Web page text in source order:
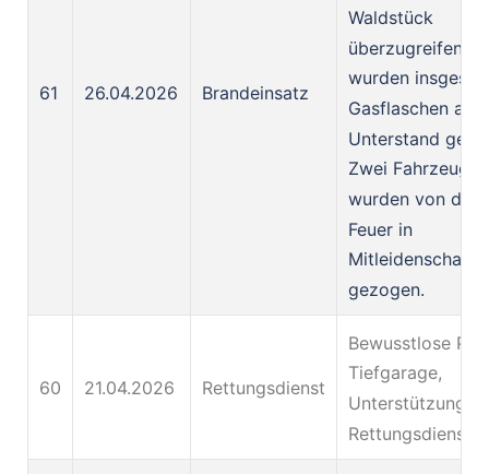
61 26.04.2026 Brandeinsatz
Waldstück
überzugreifen.
wurden
Gasflaschen aus
Unterstand
Zwei Fahrzeuge
wurden von dem
Feuer in
Mitleidenschaft
gezogen.
60 21.04.2026 Rettungsdienst
Bewusstlose
Tiefgarage,
Unterstützung
Rettungsdienstes